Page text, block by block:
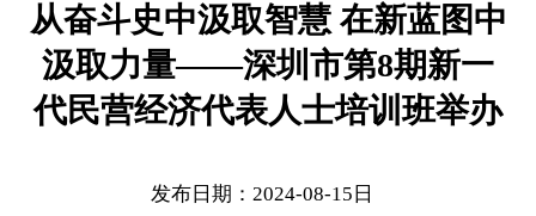
从奋斗史中汲取智慧 在新蓝图中
汲取力量——深圳市第8期新一
代民营经济代表人士培训班举办
发布日期：2024-08-15日